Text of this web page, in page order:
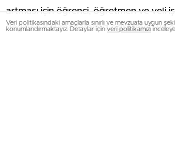
artması için öğrenci, öğretmen ve veli
değinen Kaymakamımız öğretmen ve
Veri politikasındaki amaçlarla sınırlı ve mevzuata uygun
konumlandırmaktayız. Detaylar için veri politikamızı